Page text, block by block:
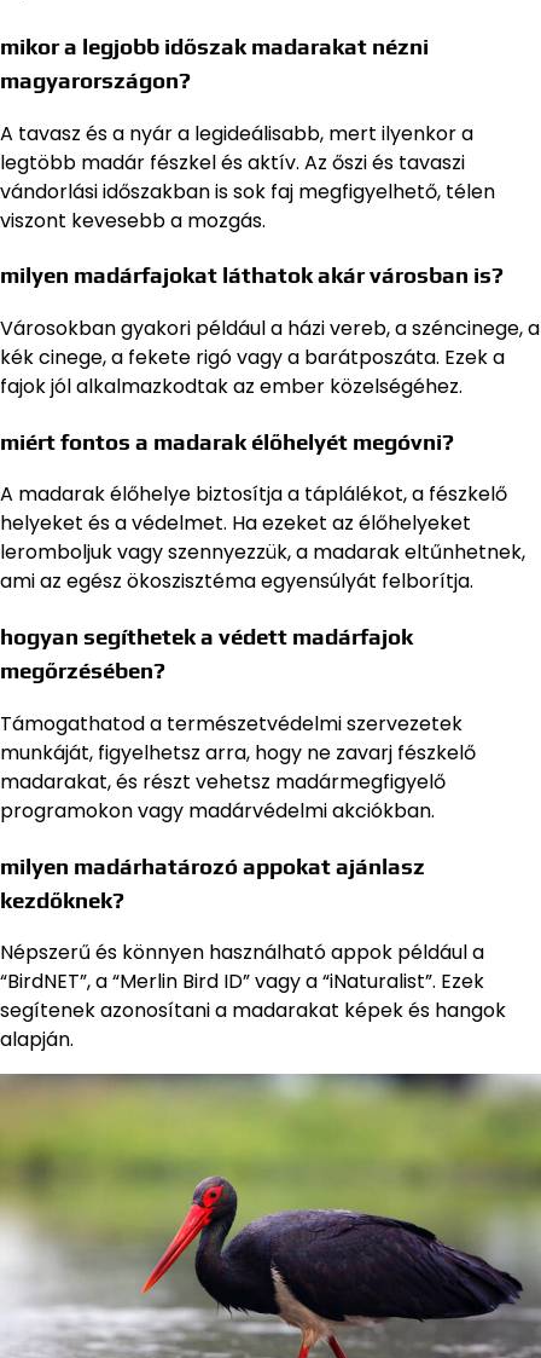
mikor a legjobb időszak madarakat nézni
magyarországon?
A tavasz és a nyár a legideálisabb, mert ilyenkor a
legtöbb madár fészkel és aktív. Az őszi és tavaszi
vándorlási időszakban is sok faj megfigyelhető, télen
viszont kevesebb a mozgás.
milyen madárfajokat láthatok akár városban is?
Városokban gyakori például a házi vereb, a széncinege, a
kék cinege, a fekete rigó vagy a barátposzáta. Ezek a
fajok jól alkalmazkodtak az ember közelségéhez.
miért fontos a madarak élőhelyét megóvni?
A madarak élőhelye biztosítja a táplálékot, a fészkelő
helyeket és a védelmet. Ha ezeket az élőhelyeket
leromboljuk vagy szennyezzük, a madarak eltűnhetnek,
ami az egész ökoszisztéma egyensúlyát felborítja.
hogyan segíthetek a védett madárfajok
megőrzésében?
Támogathatod a természetvédelmi szervezetek
munkáját, figyelhetsz arra, hogy ne zavarj fészkelő
madarakat, és részt vehetsz madármegfigyelő
programokon vagy madárvédelmi akciókban.
milyen madárhatározó appokat ajánlasz
kezdőknek?
Népszerű és könnyen használható appok például a
“BirdNET”, a “Merlin Bird ID” vagy a “iNaturalist”. Ezek
segítenek azonosítani a madarakat képek és hangok
alapján.